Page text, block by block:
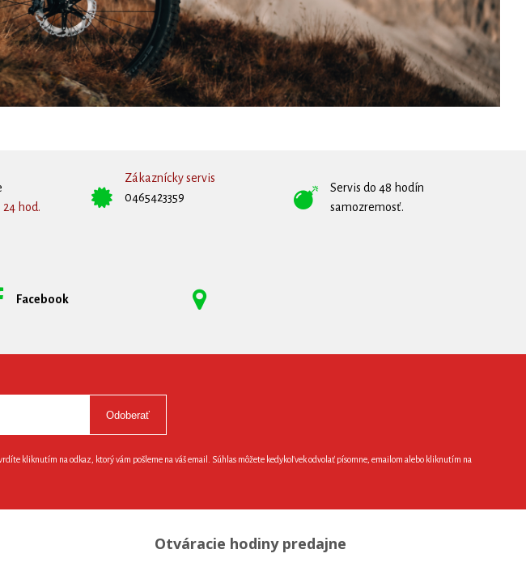
hod.
Zákaznícky servis
0465423359
Servis do 48 hodín
samozremosť.
Facebook
Odoberať
kliknutím na odkaz, ktorý vám pošleme na váš email. Súhlas môžete kedykoľvek odvolať písomne, emailom alebo kliknutím na
Otváracie hodiny predajne